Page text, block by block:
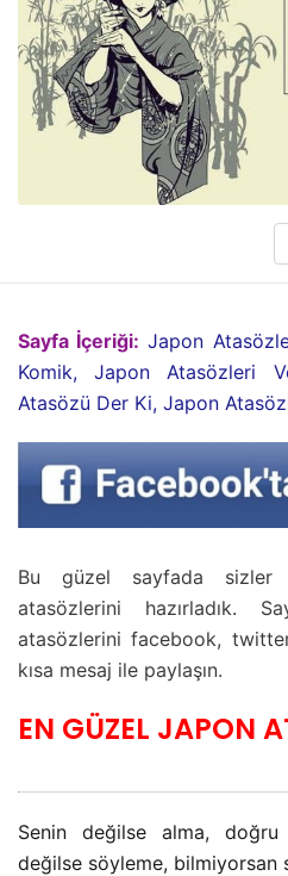
Sayfa İçeriği: Japon
Komik, Japon Atasözleri
Atasözü Der Ki, Japon
Bu güzel sayfada
atasözlerini hazırladık.
atasözlerini facebook,
kısa mesaj ile paylaşın.
EN GÜZEL JAPON
Senin değilse alma,
değilse söyleme, bilmiyorsan